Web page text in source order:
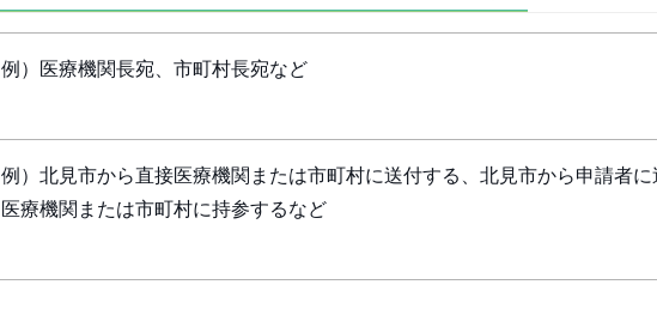
例）医療機関長宛、市町村長宛など
例）北見市から直接医療機関または市町村に送付する、北見市から申請者
医療機関または市町村に持参するなど